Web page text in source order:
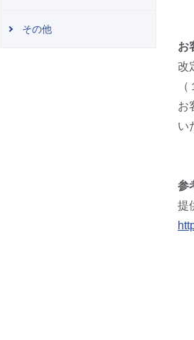
お
改
お
い
参
提
その他